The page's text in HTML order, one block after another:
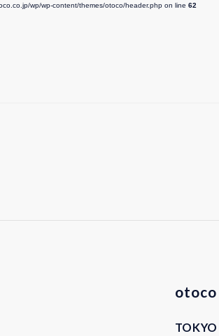
wp/wp-content/themes/otoco/header.php on line 62
otoco